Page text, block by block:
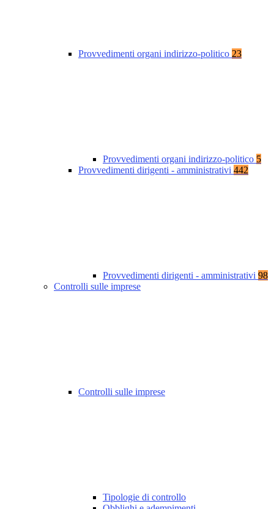
Provvedimenti organi indirizzo-politico 23
Provvedimenti organi indirizzo-politico 5
Provvedimenti dirigenti - amministrativi 442
Provvedimenti dirigenti - amministrativi 98
Controlli sulle imprese
Controlli sulle imprese
Tipologie di controllo